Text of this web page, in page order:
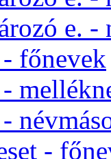
e. -
főnevek
-